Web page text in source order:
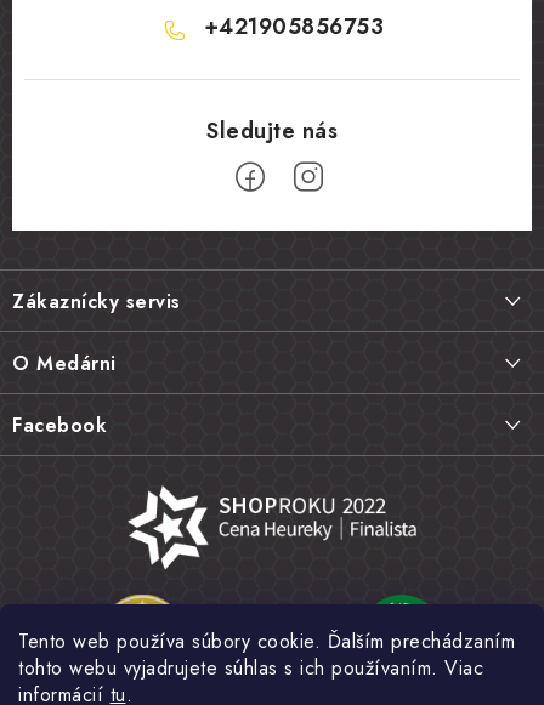
Tento web používa súbory cookie. Ďalším prechádzaním
tohto webu vyjadrujete súhlas s ich používaním. Viac
informácií tu.
+421905856753
Z
á
p
ä
e
Zákaznícky servis
Vrátenie tovaru, výmena a reklamácie
Najčastejšie otázky FAQ
Hodnotenie obchodu
Obchodné podmienky
Ochrana osobných údajov
O Medárni
Náš príbeh
Kamenná predajňa
Fotogaléria
Novinky
Facebook